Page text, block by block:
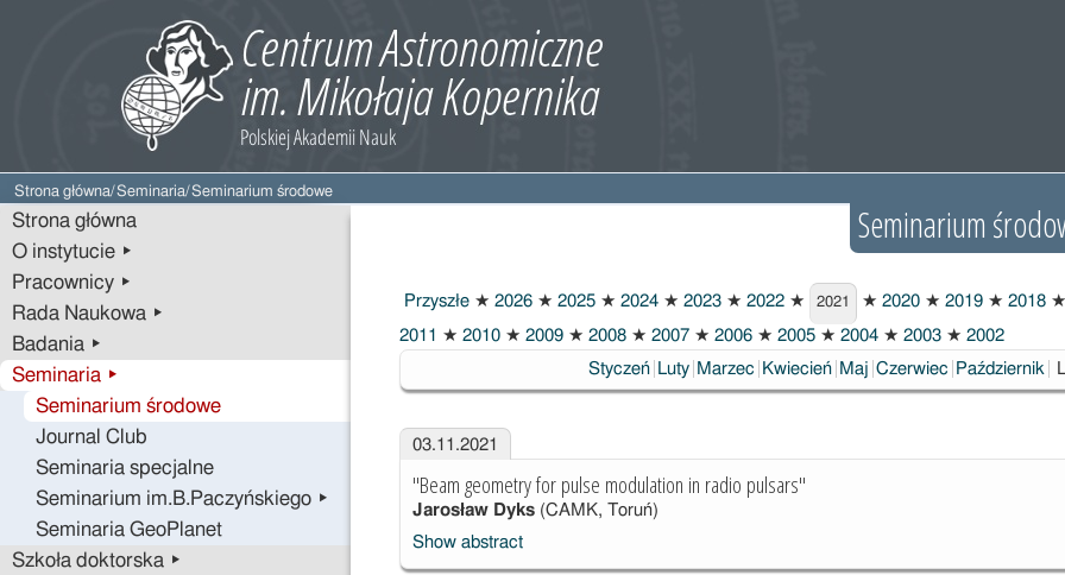
Strona główna/Seminaria/Seminarium środowe
Strona główna
O instytucie ▸
Pracownicy ▸
Rada Naukowa ▸
Badania ▸
Seminaria ▸
Seminarium środowe
Journal Club
Seminaria specjalne
Seminarium im.B.Paczyńskiego ▸
Seminaria GeoPlanet
Szkoła doktorska ▸
Seminarium
Przyszłe ★ 2026 ★ 2025 ★ 2024 ★ 2023 ★ 2022 ★
2021
2021 ★ 2020 ★ 2019 ★ 2018 ★
2011 ★ 2010 ★ 2009 ★ 2008 ★ 2007 ★ 2006 ★ 2005 ★ 2004 ★ 2003 ★ 2002
Styczeń Luty Marzec Kwiecień Maj Czerwiec Październik
03.11.2021
"Beam geometry for pulse modulation in radio pulsars"
Jarosław Dyks(CAMK, Toruń)
Show abstract